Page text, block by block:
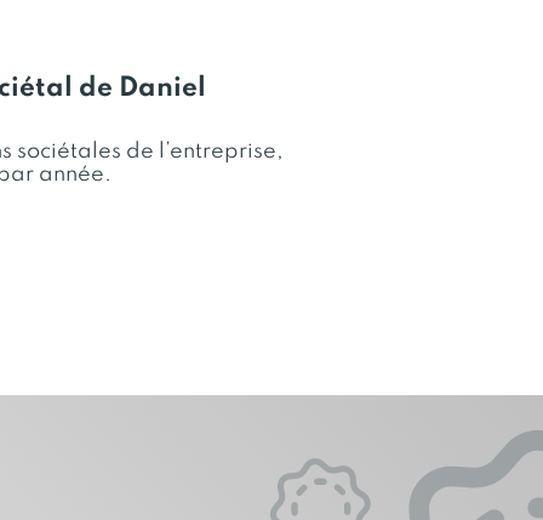
de Daniel
sociétales de l’entreprise,
année.